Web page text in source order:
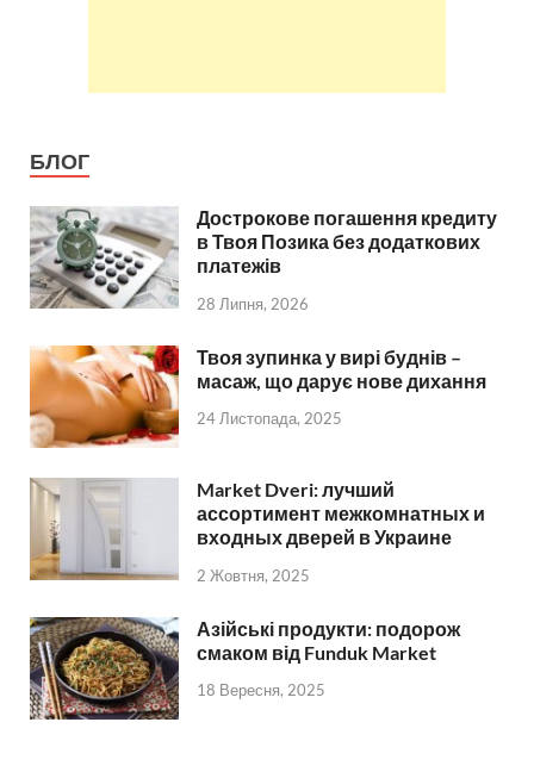
БЛОГ
Дострокове погашення кредиту
в Твоя Позика без додаткових
платежів
28 Липня, 2026
Твоя зупинка у вирі буднів –
масаж, що дарує нове дихання
24 Листопада, 2025
Market Dveri: лучший
ассортимент межкомнатных и
входных дверей в Украине
2 Жовтня, 2025
Азійські продукти: подорож
смаком від Funduk Market
18 Вересня, 2025